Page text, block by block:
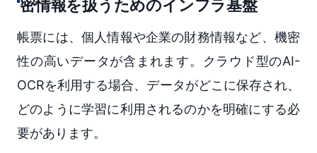
密情報を扱うためのインフラ基盤
帳票には、個人情報や企業の財務情報など、機密
性の高いデータが含まれます。クラウド型のAI-
OCRを利用する場合、データがどこに保存され、
どのように学習に利用されるのかを明確にする必
要があります。